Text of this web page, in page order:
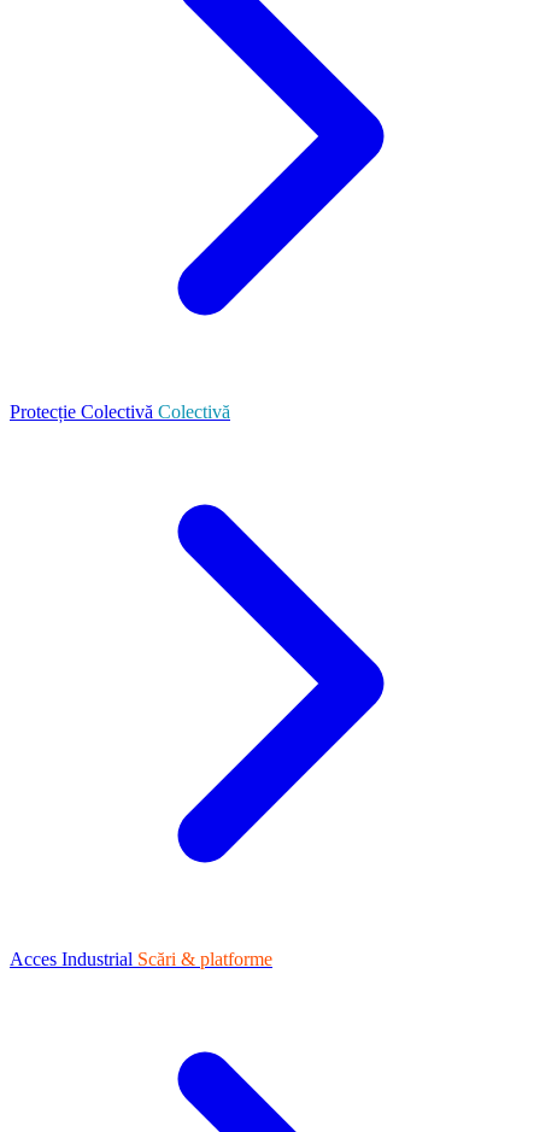
Protecție Colectivă Colectivă
Acces Industrial Scări & platforme